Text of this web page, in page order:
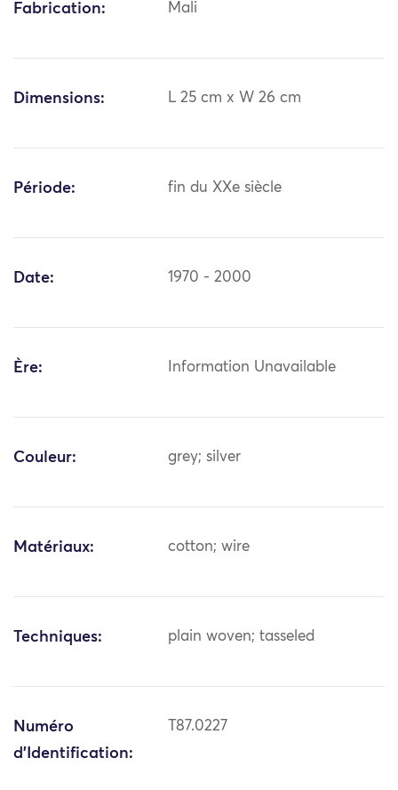
Fabrication:
Mali
Dimensions: L 25 cm x W 26 cm
Période: fin du XXe siècle
Date: 1970 - 2000
Ère: Information Unavailable
Couleur: grey; silver
Matériaux: cotton; wire
Techniques: plain woven; tasseled
Numéro
d'Identification:
T87.0227